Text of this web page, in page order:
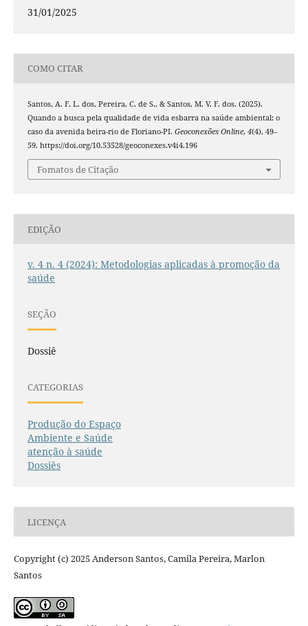
31/01/2025
COMO CITAR
Santos, A. F. L. dos, Pereira, C. de S., & Santos, M. V. F. dos. (2025).
Quando a busca pela qualidade de vida esbarra na saúde ambiental: o
caso da avenida beira-rio de Floriano-PI. Geoconexões Online, 4(4), 49–
59. https://doi.org/10.53528/geoconexes.v4i4.196
Fomatos de Citação
EDIÇÃO
v. 4 n. 4 (2024): Metodologias aplicadas à promoção da
saúde
SEÇÃO
Dossiê
CATEGORIAS
Produção do Espaço
Ambiente e Saúde
atenção à saúde
Dossiês
LICENÇA
Copyright (c) 2025 Anderson Santos, Camila Pereira, Marlon
Santos